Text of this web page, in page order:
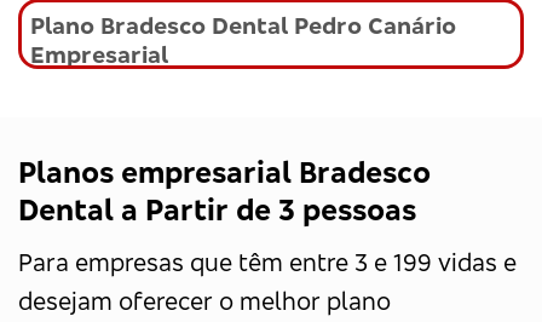
Plano Bradesco Dental Pedro Canário
Empresarial
Planos empresarial Bradesco
Dental a Partir de 3 pessoas
Para empresas que têm entre 3 e 199 vidas e
desejam oferecer o melhor plano